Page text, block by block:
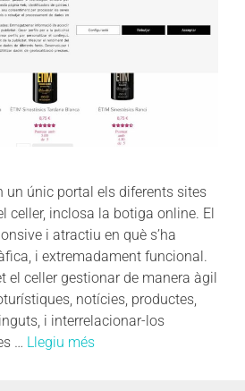
un únic portal els diferents sites
celler, inclosa la botiga online. El
i atractiu en què s’ha
i extremadament funcional.
el celler gestionar de manera àgil
notícies, productes,
i interrelacionar-los
… Llegiu més